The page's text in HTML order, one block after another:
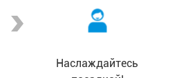
Наслаждайтесь